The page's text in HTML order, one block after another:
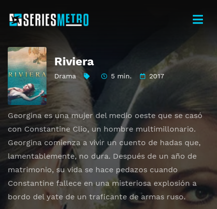
Riviera
Drama 5 min. 2017
Georgina es una mujer del medio oeste que se casó
con Constantine Clio, un hombre multimillonario.
Georgina comienza a vivir un cuento de hadas que,
lamentablemente, no dura. Después de un año de
matrimonio, su vida se hace pedazos cuando
Constantine fallece en una misteriosa explosión a
bordo del yate de un traficante de armas ruso.